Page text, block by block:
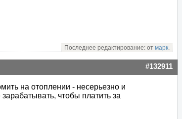
Последнее редактирование: от марк.
#132911
на отоплении - несерьезно и
чтобы платить за